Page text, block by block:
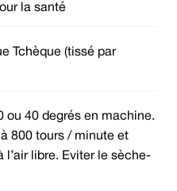
la santé
Tchèque (tissé par
ou 40 degrés en machine.
à 800 tours / minute et
l’air libre. Eviter le sèche-